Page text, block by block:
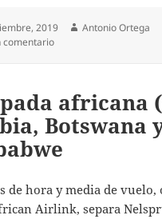
2019 Autor
Antonio Ortega
comentarioen Escapada parisina (1)
africana
Botswana
de hora y media de
Airlink, separa